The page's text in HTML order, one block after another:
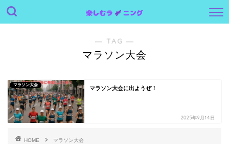
― TAG ―
マラソン大会
マラソン大会
マラソン大会に出ようぜ！
2025年9月14日
HOME マラソン大会